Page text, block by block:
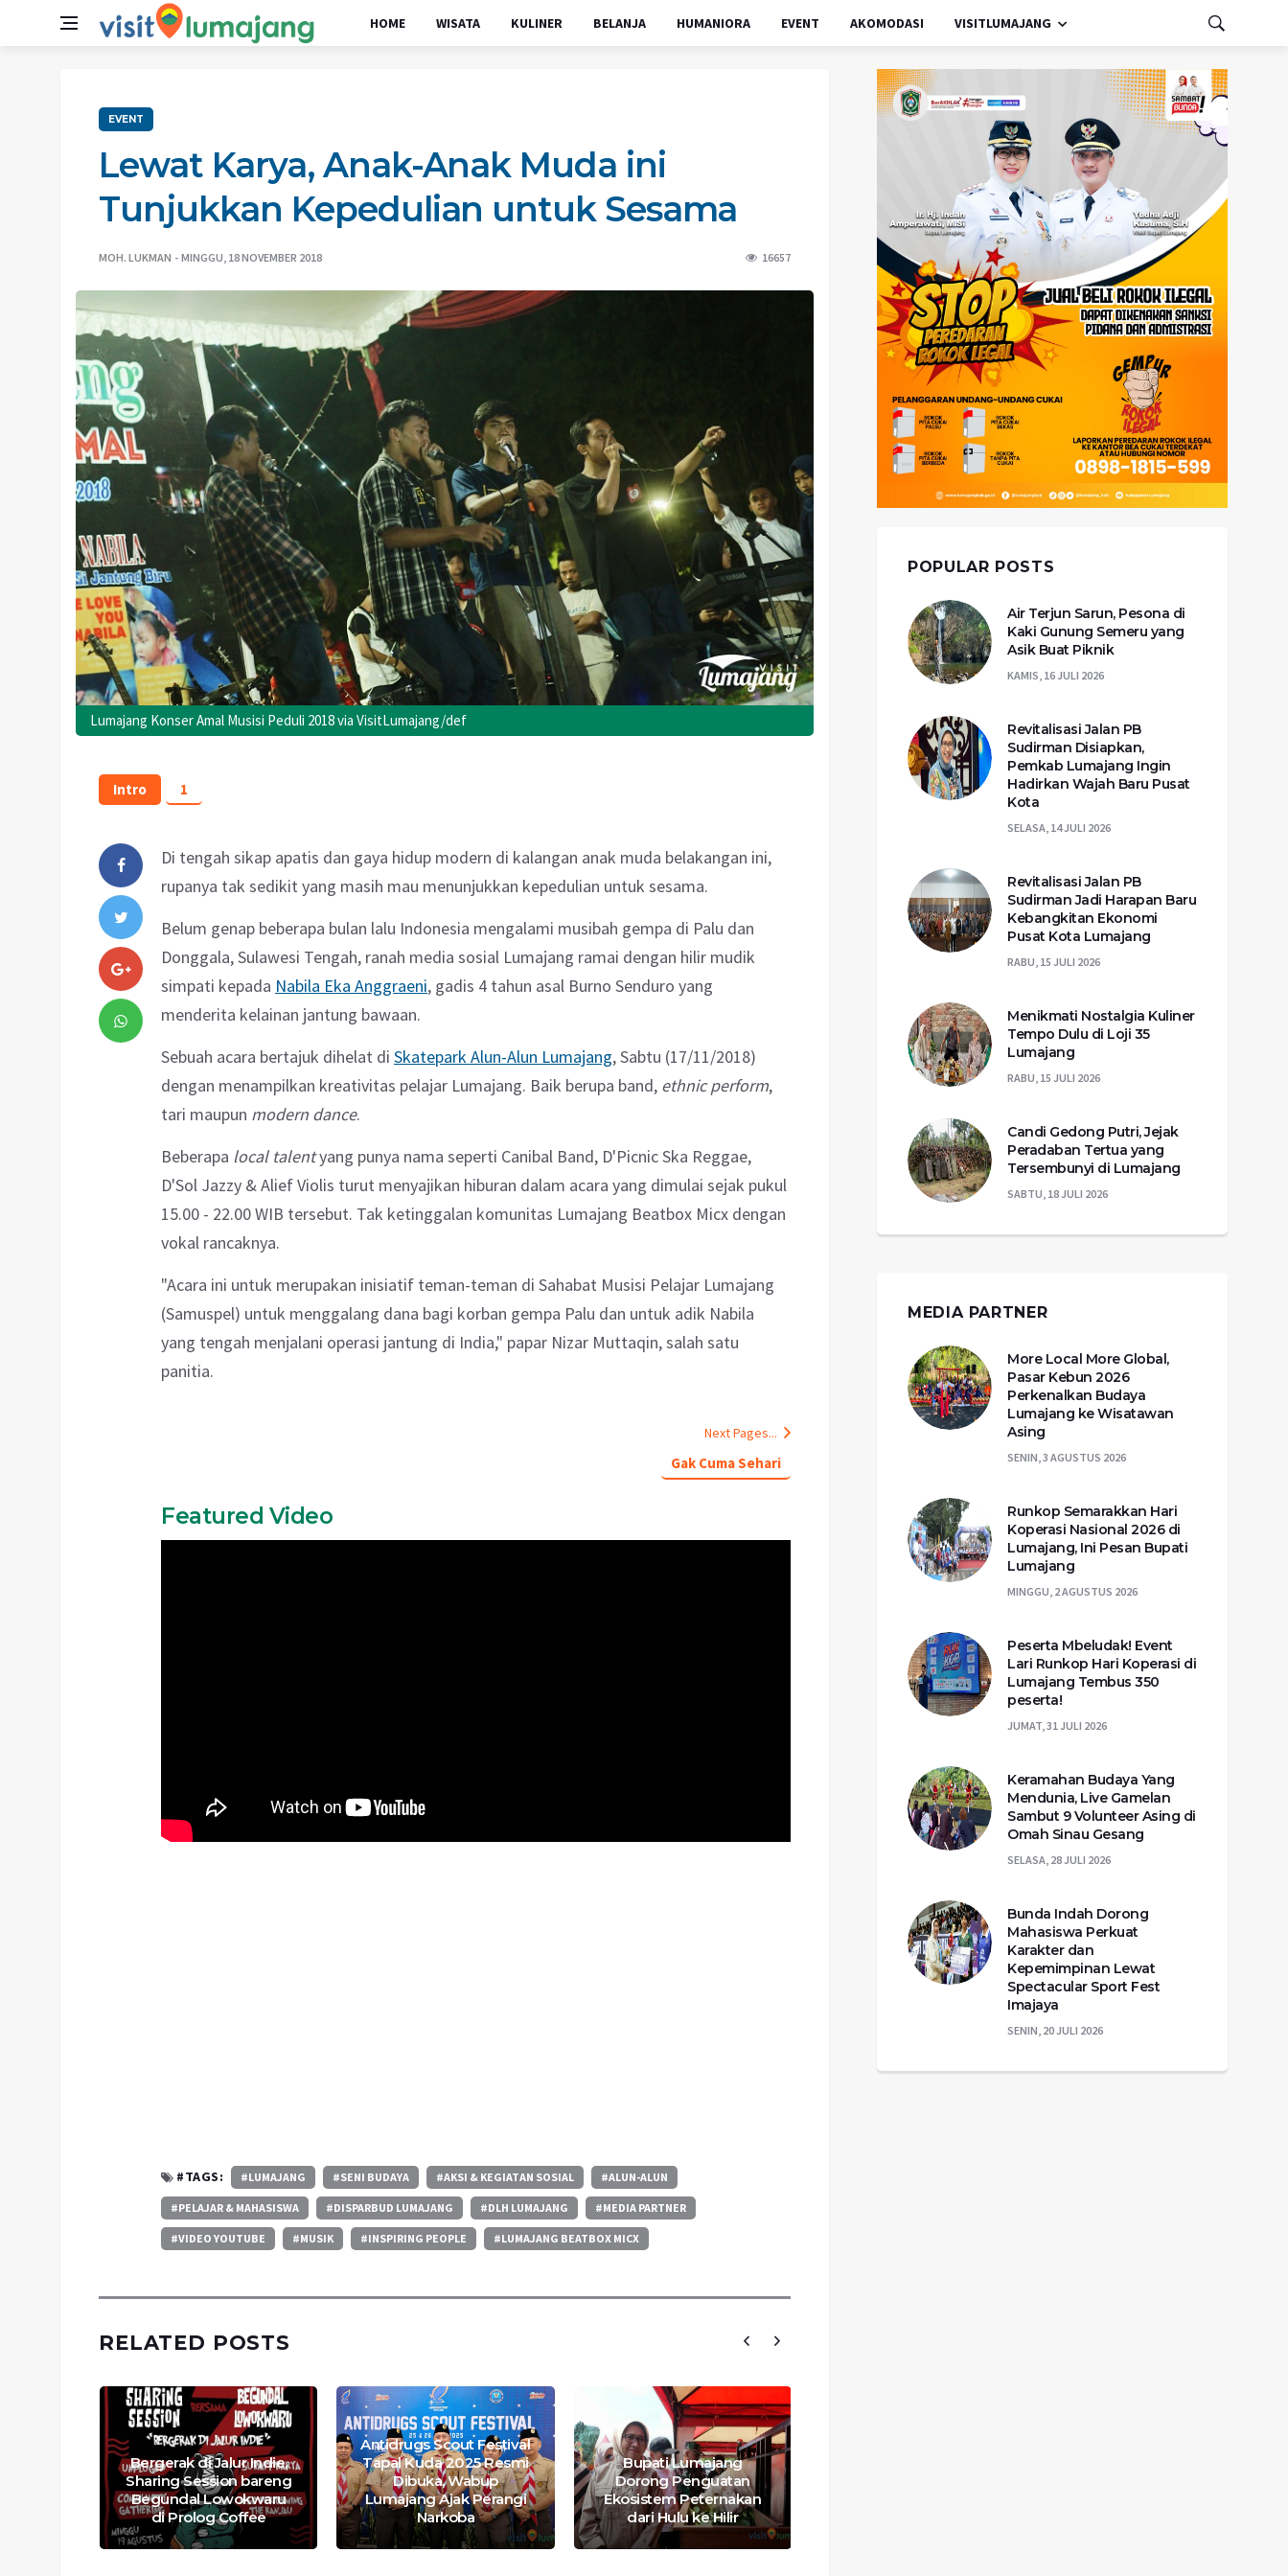
HOME WISATA KULINER BELANJA HUMANIORA EVENT AKOMODASI VISITLUMAJANG
EVENT
Lewat Karya, Anak-Anak Muda ini
Tunjukkan Kepedulian untuk Sesama
MOH. LUKMAN MINGGU, 18 NOVEMBER 2018 16657
Lumajang Konser Amal Musisi Peduli 2018 via VisitLumajang/def
Intro 1
Di tengah sikap apatis dan gaya hidup modern di kalangan anak muda belakangan ini,
rupanya tak sedikit yang masih mau menunjukkan kepedulian untuk sesama.
Belum genap beberapa bulan lalu Indonesia mengalami musibah gempa di Palu dan
Donggala, Sulawesi Tengah, ranah media sosial Lumajang ramai dengan hilir mudik
simpati kepada Nabila Eka Anggraeni, gadis 4 tahun asal Burno Senduro yang
menderita kelainan jantung bawaan.
Sebuah acara bertajuk dihelat di Skatepark Alun-Alun Lumajang, Sabtu (17/11/2018)
dengan menampilkan kreativitas pelajar Lumajang. Baik berupa band, ethnic perform,
tari maupun modern dance.
Beberapa local talentyang punya nama seperti Canibal Band, D'Picnic Ska Reggae,
D'Sol Jazzy & Alief Violis turut menyajikan hiburan dalam acara yang dimulai sejak pukul
15.00 - 22.00 WIB tersebut. Tak ketinggalan komunitas Lumajang Beatbox Micx dengan
vokal rancaknya.
"Acara ini untuk merupakan inisiatif teman-teman di Sahabat Musisi Pelajar Lumajang
(Samuspel) untuk menggalang dana bagi korban gempa Palu dan untuk adik Nabila
yang tengah menjalani operasi jantung di India," papar Nizar Muttaqin, salah satu
panitia.
Next Pages...
Gak Cuma Sehari
Featured Video
#TAGS: #LUMAJANG #SENI BUDAYA #AKSI & KEGIATAN SOSIAL #ALUN-ALUN
#PELAJAR & MAHASISWA #DISPARBUD LUMAJANG #DLH LUMAJANG #MEDIA PARTNER
#VIDEO YOUTUBE #MUSIK #INSPIRING PEOPLE #LUMAJANG BEATBOX MICX
RELATED POSTS
Bergerak di Jalur Indie,
Sharing Session bareng
Begundal Lowokwaru
di Prolog Coffee
Antidrugs Scout Festival
Tapal Kuda 2025 Resmi
Dibuka, Wabup
Lumajang Ajak Perangi
Narkoba
Bupati Lumajang
Dorong Penguatan
Ekosistem Peternakan
dari Hulu ke Hilir
POPULAR POSTS
Air Terjun Sarun, Pesona di
Kaki Gunung Semeru yang
Asik Buat Piknik
KAMIS, 16 JULI 2026
Revitalisasi Jalan PB
Sudirman Disiapkan,
Pemkab Lumajang Ingin
Hadirkan Wajah Baru Pusat
Kota
SELASA, 14 JULI 2026
Revitalisasi Jalan PB
Sudirman Jadi Harapan Baru
Kebangkitan Ekonomi
Pusat Kota Lumajang
RABU, 15 JULI 2026
Menikmati Nostalgia Kuliner
Tempo Dulu di Loji 35
Lumajang
RABU, 15 JULI 2026
Candi Gedong Putri, Jejak
Peradaban Tertua yang
Tersembunyi di Lumajang
SABTU, 18 JULI 2026
MEDIA PARTNER
More Local More Global,
Pasar Kebun 2026
Perkenalkan Budaya
Lumajang ke Wisatawan
Asing
SENIN, 3 AGUSTUS 2026
Runkop Semarakkan Hari
Koperasi Nasional 2026 di
Lumajang, Ini Pesan Bupati
Lumajang
MINGGU, 2 AGUSTUS 2026
Peserta Mbeludak! Event
Lari Runkop Hari Koperasi di
Lumajang Tembus 350
peserta!
JUMAT, 31 JULI 2026
Keramahan Budaya Yang
Mendunia, Live Gamelan
Sambut 9 Volunteer Asing di
Omah Sinau Gesang
SELASA, 28 JULI 2026
Bunda Indah Dorong
Mahasiswa Perkuat
Karakter dan
Kepemimpinan Lewat
Spectacular Sport Fest
Imajaya
SENIN, 20 JULI 2026